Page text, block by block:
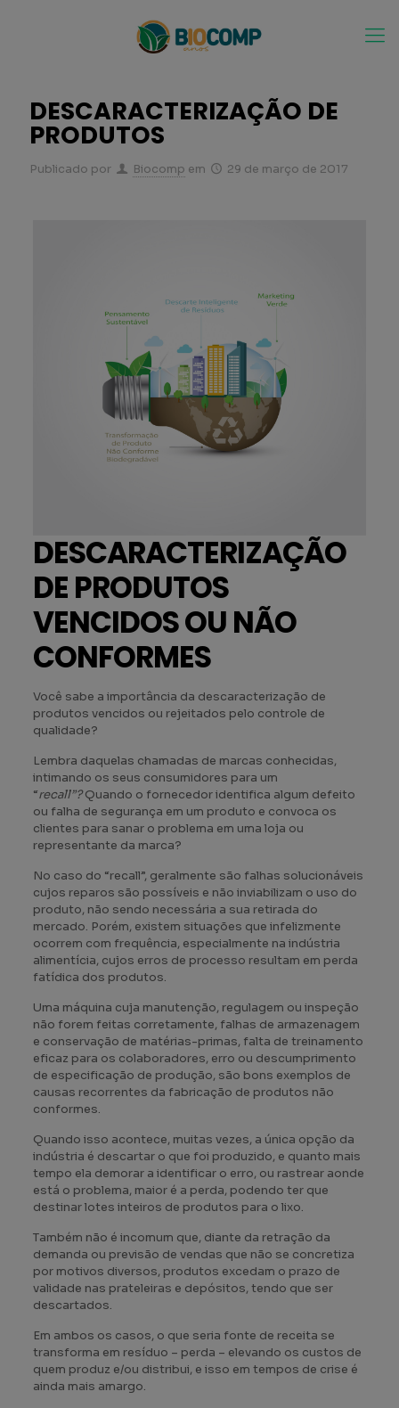
DESCARACTERIZAÇÃO DE
PRODUTOS
Publicado por Biocomp em 29 de março de 2017
DESCARACTERIZAÇÃO
DE PRODUTOS
VENCIDOS OU NÃO
CONFORMES
Você sabe a importância da descaracterização de
produtos vencidos ou rejeitados pelo controle de
qualidade?
Lembra daquelas chamadas de marcas conhecidas,
intimando os seus consumidores para um
“recall”?Quando o fornecedor identifica algum defeito
ou falha de segurança em um produto e convoca os
clientes para sanar o problema em uma loja ou
representante da marca?
No caso do “recall”, geralmente são falhas solucionáveis
cujos reparos são possíveis e não inviabilizam o uso do
produto, não sendo necessária a sua retirada do
mercado. Porém, existem situações que infelizmente
ocorrem com frequência, especialmente na indústria
alimentícia, cujos erros de processo resultam em perda
fatídica dos produtos.
Uma máquina cuja manutenção, regulagem ou inspeção
não forem feitas corretamente, falhas de armazenagem
e conservação de matérias-primas, falta de treinamento
eficaz para os colaboradores, erro ou descumprimento
de especificação de produção, são bons exemplos de
causas recorrentes da fabricação de produtos não
conformes.
Quando isso acontece, muitas vezes, a única opção da
indústria é descartar o que foi produzido, e quanto mais
tempo ela demorar a identificar o erro, ou rastrear aonde
está o problema, maior é a perda, podendo ter que
destinar lotes inteiros de produtos para o lixo.
Também não é incomum que, diante da retração da
demanda ou previsão de vendas que não se concretiza
por motivos diversos, produtos excedam o prazo de
validade nas prateleiras e depósitos, tendo que ser
descartados.
Em ambos os casos, o que seria fonte de receita se
transforma em resíduo – perda – elevando os custos de
quem produz e/ou distribui, e isso em tempos de crise é
ainda mais amargo.